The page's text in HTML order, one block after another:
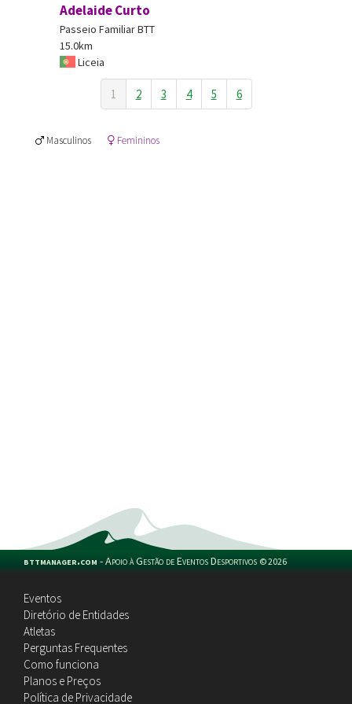
Adelaide Curto
Passeio Familiar BTT
15.0km
Liceia
1 2 3 4 5 6
Masculinos Femininos
bttmanager.com -Apoio à Gestão de Eventos Desportivos ©2026
Eventos
Diretório de Entidades
Atletas
Perguntas Frequentes
Como funciona
Planos e Preços
Política de Privacidade